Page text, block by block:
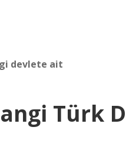
devlete ait
Türk